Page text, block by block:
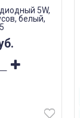
5W,
белый,